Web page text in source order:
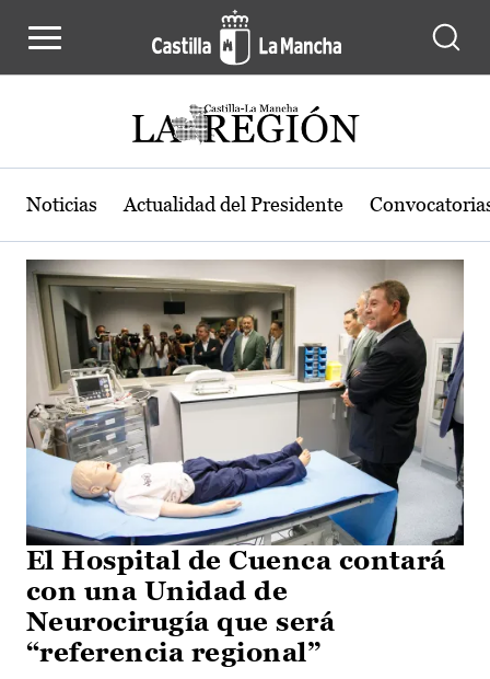
Actualidad de la región de Castilla-
Noticias Actualidad del Presidente
El Hospital de Cuenca contará
con una Unidad de
Neurocirugía que será
“referencia regional”